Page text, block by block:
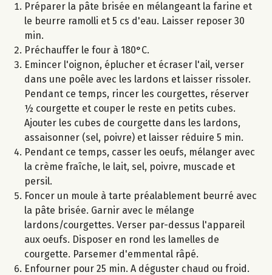
Préparer la pâte brisée en mélangeant la farine et
le beurre ramolli et 5 cs d'eau. Laisser reposer 30
min.
Préchauffer le four à 180°C.
Emincer l'oignon, éplucher et écraser l'ail, verser
dans une poêle avec les lardons et laisser rissoler.
Pendant ce temps, rincer les courgettes, réserver
½ courgette et couper le reste en petits cubes.
Ajouter les cubes de courgette dans les lardons,
assaisonner (sel, poivre) et laisser réduire 5 min.
Pendant ce temps, casser les oeufs, mélanger avec
la crème fraîche, le lait, sel, poivre, muscade et
persil.
Foncer un moule à tarte préalablement beurré avec
la pâte brisée. Garnir avec le mélange
lardons/courgettes. Verser par-dessus l'appareil
aux oeufs. Disposer en rond les lamelles de
courgette. Parsemer d'emmental râpé.
Enfourner pour 25 min. A déguster chaud ou froid.